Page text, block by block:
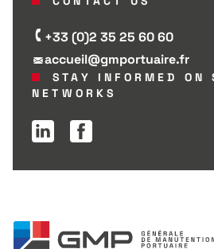
+33 (0)2 35 25 60 60
accueil@gmportuaire.fr
STAY INFORMED ON
NETWORKS
Linkedin pageFacebook page